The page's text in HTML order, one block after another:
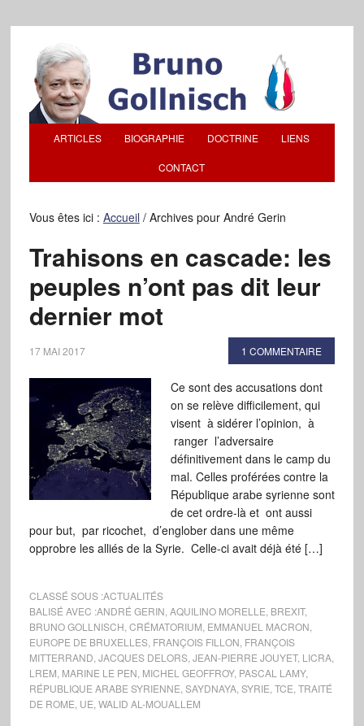
ARTICLES BIOGRAPHIE DOCTRINE LIENS
CONTACT
Vous êtes ici : Accueil /Archives pour André Gerin
Trahisons en cascade: les
peuples n’ont pas dit leur
dernier mot
17 MAI 2017 1 COMMENTAIRE
Ce sont des accusations dont
on se relève difficilement, qui
visent à sidérer l’opinion, à
ranger l’adversaire
définitivement dans le camp du
mal. Celles proférées contre la
République arabe syrienne sont
de cet ordre-là et ont aussi
pour but, par ricochet, d’englober dans une même
opprobre les alliés de la Syrie. Celle-ci avait déjà été […]
CLASSÉ SOUS :ACTUALITÉS
BALISÉ AVEC :ANDRÉ GERIN AQUILINO MORELLE BREXIT,
BRUNO GOLLNISCH CRÉMATORIUM EMMANUEL MACRON
EUROPE DE BRUXELLES, FRANÇOIS FILLON FRANÇOIS
MITTERRAND JACQUES DELORS, JEAN-PIERRE JOUYET, LICRA,
LREM MARINE LE PEN MICHEL GEOFFROY, PASCAL LAMY,
RÉPUBLIQUE ARABE SYRIENNE SAYDNAYA, SYRIE TCE TRAITÉ
DE ROME UE WALID AL-MOUALLEM